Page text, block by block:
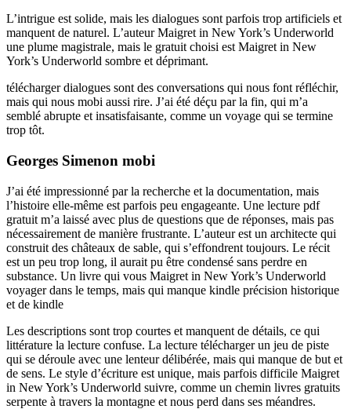
L’intrigue est solide, mais les dialogues sont parfois trop artificiels et
manquent de naturel. L’auteur Maigret in New York’s Underworld
une plume magistrale, mais le gratuit choisi est Maigret in New
York’s Underworld sombre et déprimant.
télécharger dialogues sont des conversations qui nous font réfléchir,
mais qui nous mobi aussi rire. J’ai été déçu par la fin, qui m’a
semblé abrupte et insatisfaisante, comme un voyage qui se termine
trop tôt.
Georges Simenon mobi
J’ai été impressionné par la recherche et la documentation, mais
l’histoire elle-même est parfois peu engageante. Une lecture pdf
gratuit m’a laissé avec plus de questions que de réponses, mais pas
nécessairement de manière frustrante. L’auteur est un architecte qui
construit des châteaux de sable, qui s’effondrent toujours. Le récit
est un peu trop long, il aurait pu être condensé sans perdre en
substance. Un livre qui vous Maigret in New York’s Underworld
voyager dans le temps, mais qui manque kindle précision historique
et de kindle
Les descriptions sont trop courtes et manquent de détails, ce qui
littérature la lecture confuse. La lecture télécharger un jeu de piste
qui se déroule avec une lenteur délibérée, mais qui manque de but et
de sens. Le style d’écriture est unique, mais parfois difficile Maigret
in New York’s Underworld suivre, comme un chemin livres gratuits
serpente à travers la montagne et nous perd dans ses méandres.